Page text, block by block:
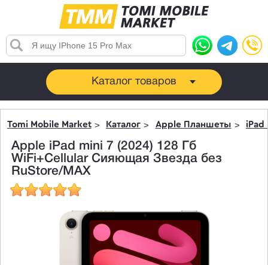
Каталог товаров
Tomi Mobile Market Каталог Apple Планшеты iPad
Apple iPad mini 7 (2024) 128 Гб
WiFi+Cellular Сияющая Звезда без
RuStore/MAX